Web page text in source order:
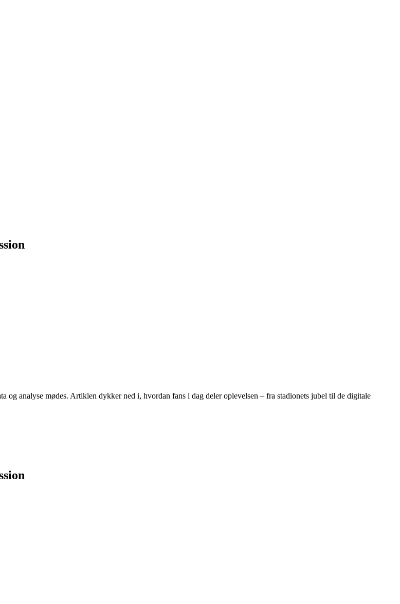
og analyse mødes. Artiklen dykker ned i, hvordan fans i dag deler oplevelsen – fra stadionets jubel til de digitale